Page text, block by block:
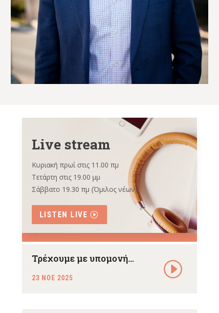
Live stream
Κυριακή πρωί στις 11.00 πμ
Τετάρτη στις 19.00 μμ
Σάββατο 19.30 πμ (Όμιλος νέων)
LISTEN LIVE
Τρέχουμε με υπομονή…
23 ΝΟΕ 2025